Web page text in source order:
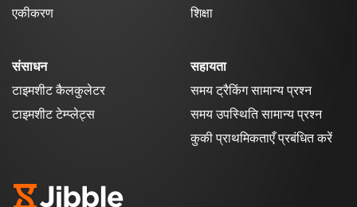
एकीकरण
शिक्षा
संसाधन
टाइमशीट कैलकुलेटर
टाइमशीट टेम्प्लेट्स
सहायता
समय ट्रैकिंग सामान्य प्रश्न
समय उपस्थिति सामान्य प्रश्न
कुकी प्राथमिकताएँ प्रबंधित करें